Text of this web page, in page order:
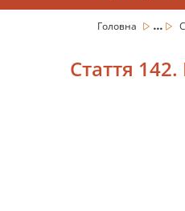
Головна ...
Стаття